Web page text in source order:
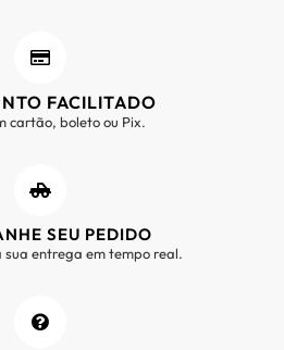
FACILITADO
cartão, boleto ou Pix.
SEU PEDIDO
sua entrega em tempo real.